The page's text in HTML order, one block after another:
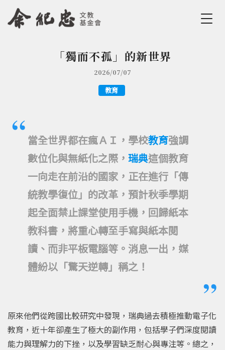
Jump to Navigation
Jump to Main content
「獨而不孤」的新世界
2026/07/07
教育
當全世界都在瘋ＡＩ，學校教育強調
數位化與無紙化之際， 瑞典這個教育
一向走在前沿的國家，正在進行「傳
統教學復位」的改革，預計秋季學期
起全面禁止課堂使用手機，回歸紙本
教科書，將重心轉至手寫與紙本閱
讀、而非平板電腦等。消息一出，媒
體紛以「驚天逆轉」稱之！
原來他們從跨國比較研究中發現，瑞典過去積極推動電子化
教育，近十年卻產生了極大的副作用，包括學子們深度閱讀
能力與理解力的下挫，以及學習缺乏耐心與專注等。總之，